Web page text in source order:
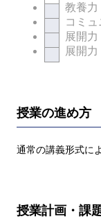
教養力
コミ
展開
展開
授業の進め方
通常の講義形式に
授業計画・課